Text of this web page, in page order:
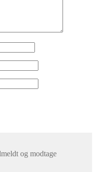
og modtage